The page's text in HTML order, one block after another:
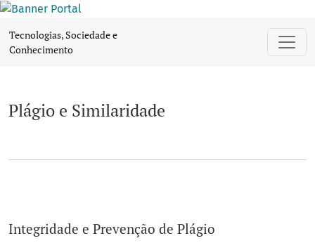
Plágio e Similaridade
Tecnologias, Sociedade e
Conhecimento
Plágio e Similaridade
Integridade e Prevenção de Plágio